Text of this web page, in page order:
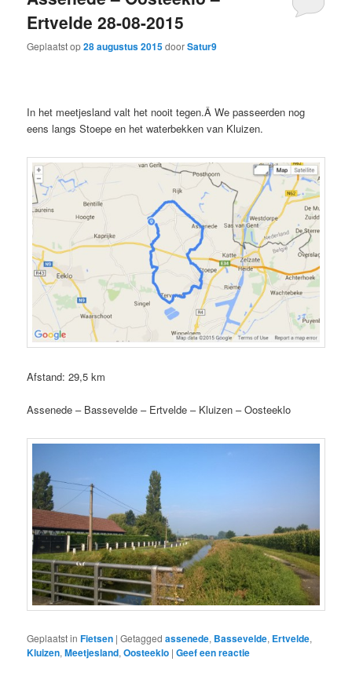
Ertvelde 28-08-2015
Geplaatst op28 augustus 2015doorSatur9
In het meetjesland valt het nooit tegen.Â We passeerden nog
eens langs Stoepe en het waterbekken van Kluizen.
Afstand: 29,5 km
Assenede – Bassevelde – Ertvelde – Kluizen – Oosteeklo
Geplaatst in Fietsen |Getagged assenede, Bassevelde, Ertvelde,
Kluizen,Meetjesland,Oosteeklo |Geef een reactie